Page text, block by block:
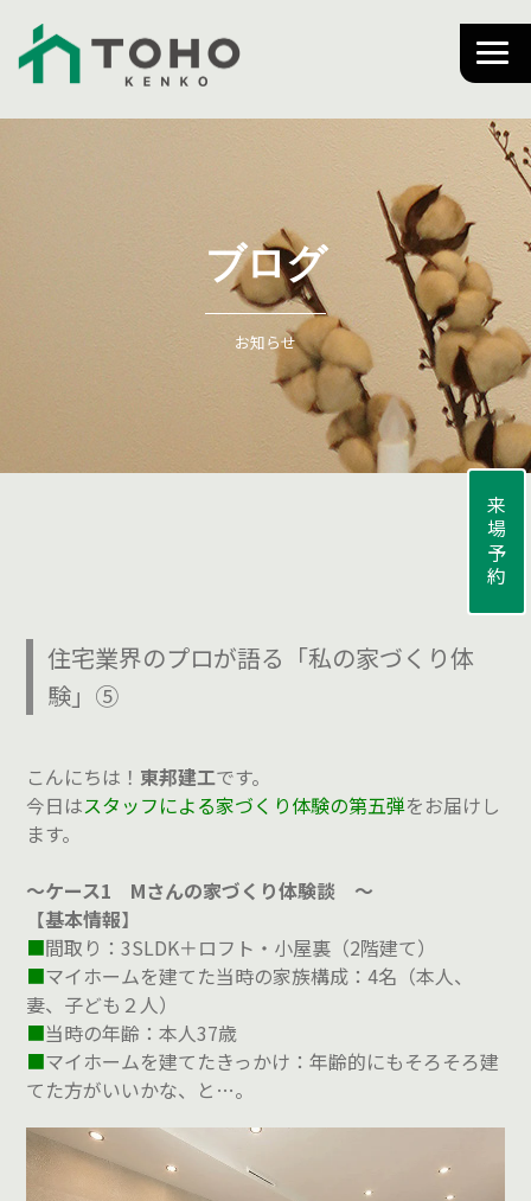
来場予約
ブログ
お知らせ
住宅業界のプロが語る「私の家づくり体
験」⑤
こんにちは！ 東邦建工です。
今日はスタッフによる家づくり体験の第五弾をお届けし
ます。
～ケース1 Mさんの家づくり体験談 ～
【基本情報】
■間取り：3SLDK＋ロフト・小屋裏（2階建て）
■マイホームを建てた当時の家族構成：4名（本人、
妻、子ども２人）
■当時の年齢：本人37歳
■マイホームを建てたきっかけ：年齢的にもそろそろ建
てた方がいいかな、と…。